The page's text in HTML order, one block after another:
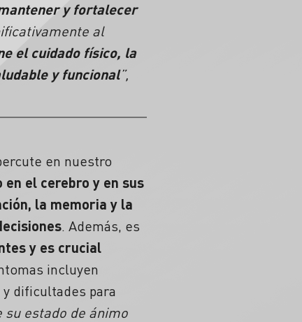
y fortalecer
al
el cuidado físico, la
y funcional”,
en nuestro
el cerebro y en sus
la memoria y la
. Además, es
y es crucial
incluyen
dificultades para
estado de ánimo